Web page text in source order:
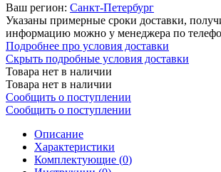
Ваш регион: Санкт-Петербург
Указаны примерные сроки доставки,
информацию можно у менеджера по
Подробнее про условия доставки
Скрыть подробные условия доставки
Товара нет в наличии
Товара нет в наличии
Сообщить о поступлении
Сообщить о поступлении
Описание
Характеристики
Комплектующие (0)